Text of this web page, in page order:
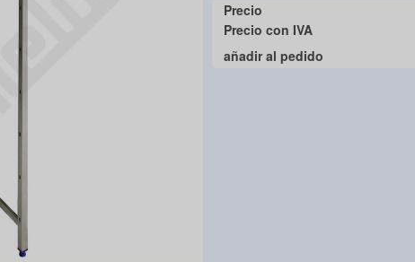
Precio
Precio con IVA
añadir al pedido